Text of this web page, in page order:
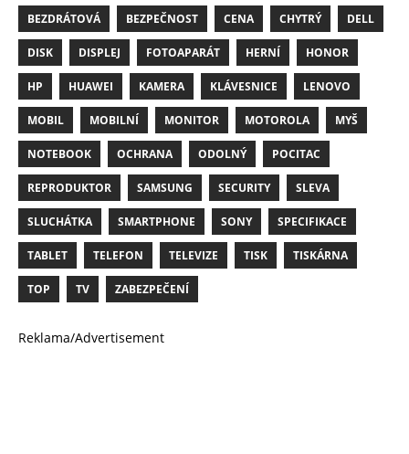
BEZDRÁTOVÁ BEZPEČNOST CENA CHYTRÝ DELL
DISK DISPLEJ FOTOAPARÁT HERNÍ HONOR
HP HUAWEI KAMERA KLÁVESNICE LENOVO
MOBIL MOBILNÍ MONITOR MOTOROLA MYŠ
NOTEBOOK OCHRANA ODOLNÝ POCITAC
REPRODUKTOR SAMSUNG SECURITY SLEVA
SLUCHÁTKA SMARTPHONE SONY SPECIFIKACE
TABLET TELEFON TELEVIZE TISK TISKÁRNA
TOP TV ZABEZPEČENÍ
Reklama/Advertisement